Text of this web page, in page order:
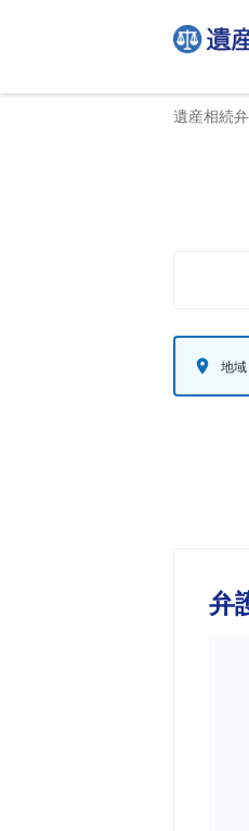
遺産相続
地域
弁